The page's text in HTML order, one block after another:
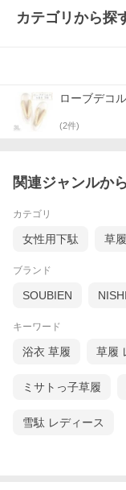
皇室も御用達の女性
お色は輝きのあるエ
ヒールは約5.5cmと高
普段踵の高い靴を履
ちょうど良い品のあ
また、鼻緒の裏（足
くい構造になっている
上品な大人の和姿を
ぜひ、晴れの日の特
518/011 w 225104-
カテゴリから探
ローブデコ
(2件)
関連ジャンルか
カテゴリ
女性用下駄 草
ブランド
SOUBIEN
キーワード
浴衣 草履 草履
ミサトっ子草履
雪駄 レディース